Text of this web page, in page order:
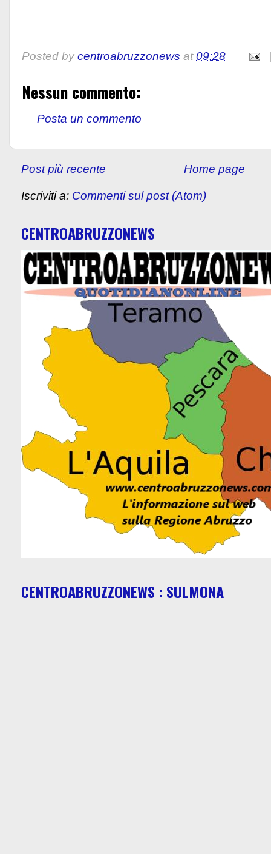
Posted by centroabruzzonews at09:28
Nessun commento:
Posta un commento
Post più recente Home page
Iscriviti a: Commenti sul post (Atom)
CENTROABRUZZONEWS
CENTROABRUZZONEWS : SULMONA